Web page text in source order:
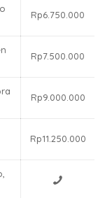
Rp6.750.000
Rp7.500.000
Rp9.000.000
Rp11.250.000